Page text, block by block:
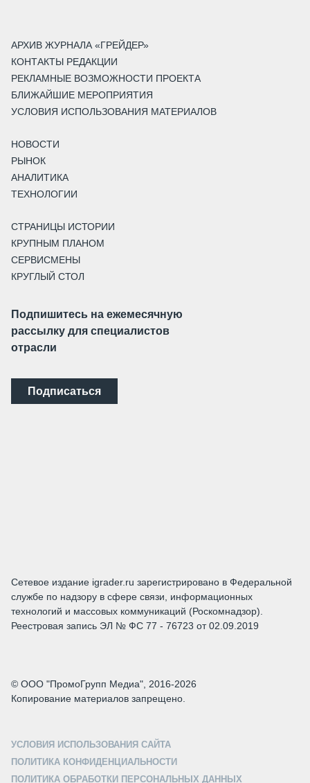
АРХИВ ЖУРНАЛА «ГРЕЙДЕР»
КОНТАКТЫ РЕДАКЦИИ
РЕКЛАМНЫЕ ВОЗМОЖНОСТИ ПРОЕКТА
БЛИЖАЙШИЕ МЕРОПРИЯТИЯ
УСЛОВИЯ ИСПОЛЬЗОВАНИЯ МАТЕРИАЛОВ
НОВОСТИ
РЫНОК
АНАЛИТИКА
ТЕХНОЛОГИИ
СТРАНИЦЫ ИСТОРИИ
КРУПНЫМ ПЛАНОМ
СЕРВИСМЕНЫ
КРУГЛЫЙ СТОЛ
Подпишитесь на ежемесячную
рассылку для специалистов
отрасли
Подписаться
Сетевое издание igrader.ru зарегистрировано в Федеральной
службе по надзору в сфере связи, информационных
технологий и массовых коммуникаций (Роскомнадзор).
Реестровая запись ЭЛ № ФС 77 - 76723 от 02.09.2019
© ООО "ПромоГрупп Медиа", 2016-2026
Копирование материалов запрещено.
УСЛОВИЯ ИСПОЛЬЗОВАНИЯ САЙТА
ПОЛИТИКА КОНФИДЕНЦИАЛЬНОСТИ
ПОЛИТИКА ОБРАБОТКИ ПЕРСОНАЛЬНЫХ ДАННЫХ